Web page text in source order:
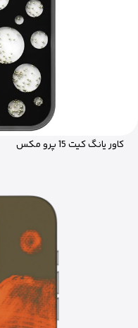
کاور یانگ کیت 15 پرو مکس